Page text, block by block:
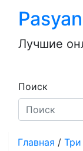
Лучшие
Поиск
Главная /